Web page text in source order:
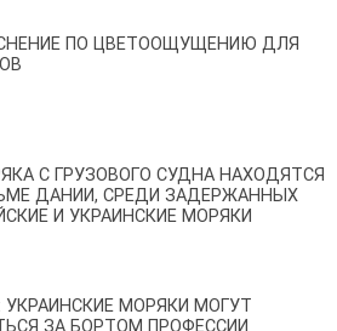
ПО ЦВЕТООЩУЩЕНИЮ ДЛЯ
С ГРУЗОВОГО СУДНА НАХОДЯТСЯ
ДАНИИ, СРЕДИ ЗАДЕРЖАННЫХ
И УКРАИНСКИЕ МОРЯКИ
УКРАИНСКИЕ МОРЯКИ МОГУТ